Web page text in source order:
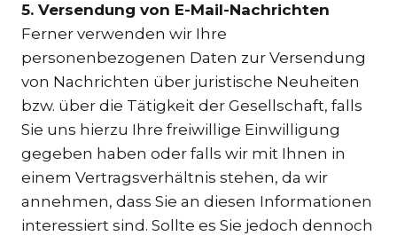
5. Versendung von E-Mail-Nachrichten
Ferner verwenden wir Ihre
personenbezogenen Daten zur Versendung
von Nachrichten über juristische Neuheiten
bzw. über die Tätigkeit der Gesellschaft, falls
Sie uns hierzu Ihre freiwillige Einwilligung
gegeben haben oder falls wir mit Ihnen in
einem Vertragsverhältnis stehen, da wir
annehmen, dass Sie an diesen Informationen
interessiert sind. Sollte es Sie jedoch dennoch